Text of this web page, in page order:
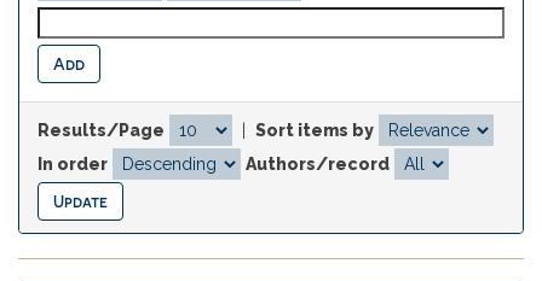
Results/Page
Sort items by
In order
Authors/record